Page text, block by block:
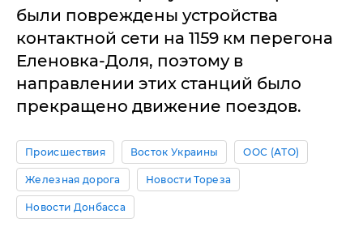
были повреждены устройства
контактной сети на 1159 км перегона
Еленовка-Доля, поэтому в
направлении этих станций было
прекращено движение поездов.
Происшествия Восток Украины ООС (АТО)
Железная дорога Новости Тореза
Новости Донбасса